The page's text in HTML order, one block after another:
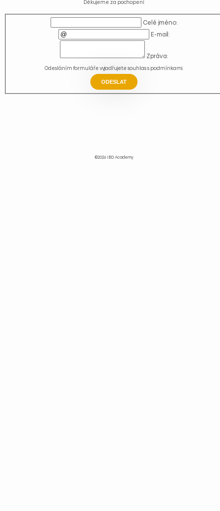
Děkujeme za pochopení
Celé jméno:
E-mail:
Zpráva:
Odesláním formuláře vyjadřujete souhlas s podmínkami.
ODESLAT
©2026 IBD Academy